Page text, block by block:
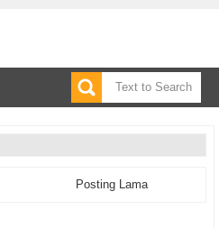
Posting Lama